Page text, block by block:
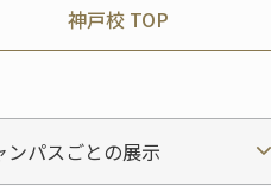
神戸校 TOP
ンパスごとの展示